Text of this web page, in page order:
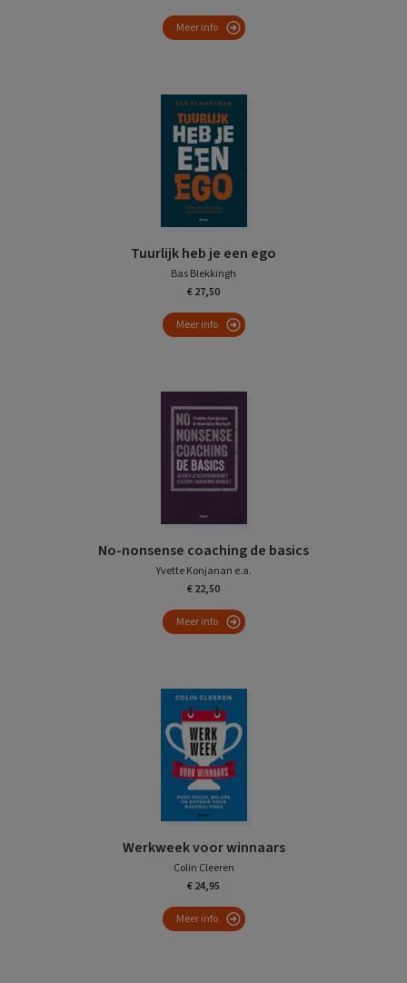
Meer info
Tuurlijk heb je een ego
Bas Blekkingh
€ 27,50
Meer info
No-nonsense coaching de basics
Yvette Konjanan e.a.
€ 22,50
Meer info
Werkweek voor winnaars
Colin Cleeren
€ 24,95
Meer info